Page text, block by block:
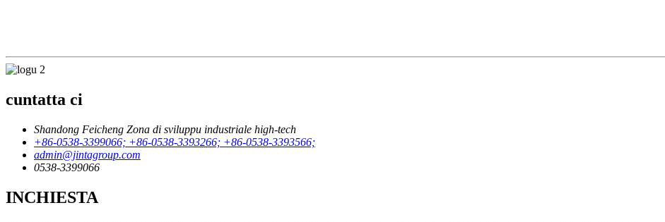
cuntatta ci
Shandong Feicheng Zona di sviluppu industriale high-tech
+86-0538-3399066; +86-0538-3393266; +86-0538-3393566;
admin@jintagroup.com
0538-3399066
INCHIESTA